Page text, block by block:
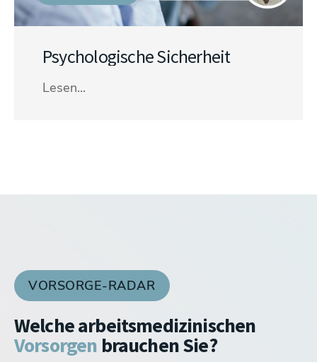
Psychologische Sicherheit
Lesen...
VORSORGE-RADAR
Welche arbeitsmedizinischen
Vorsorgen brauchen Sie?